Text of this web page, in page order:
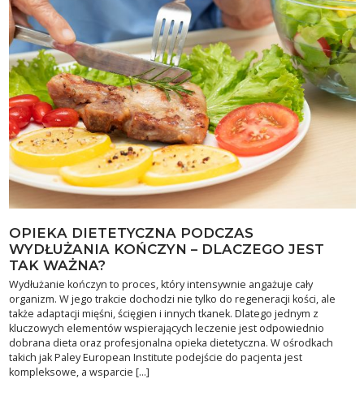
OPIEKA DIETETYCZNA PODCZAS
WYDŁUŻANIA KOŃCZYN – DLACZEGO JEST
TAK WAŻNA?
Wydłużanie kończyn to proces, który intensywnie angażuje cały
organizm. W jego trakcie dochodzi nie tylko do regeneracji kości, ale
także adaptacji mięśni, ścięgien i innych tkanek. Dlatego jednym z
kluczowych elementów wspierających leczenie jest odpowiednio
dobrana dieta oraz profesjonalna opieka dietetyczna. W ośrodkach
takich jak Paley European Institute podejście do pacjenta jest
kompleksowe, a wsparcie […]